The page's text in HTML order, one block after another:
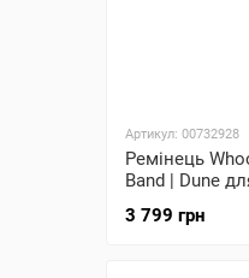
Артикул: 00732928
Ремінець
Band | Dune
3 799 грн